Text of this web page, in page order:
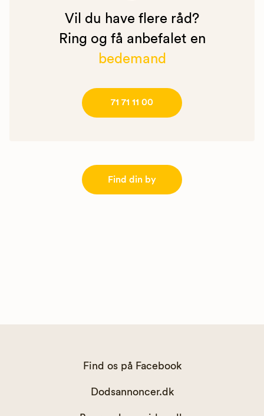
Vil du have flere råd?
Ring og få anbefalet en
bedemand
71 71 11 00
Find din by
Find os på Facebook
Dodsannoncer.dk